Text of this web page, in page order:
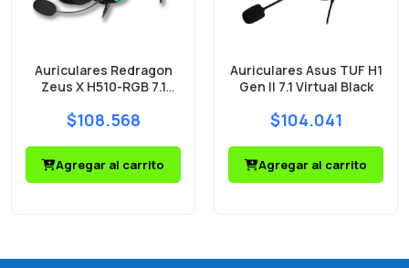
Auriculares Redragon
Zeus X H510-RGB 7.1
$108.568
Agregar al carrito
Auriculares Asus TUF H1
Gen II 7.1 Virtual Black
$104.041
Agregar al carrito